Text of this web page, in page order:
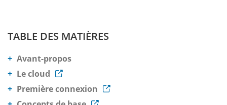
TABLE DES MATIÈRES
Avant-propos
Le cloud
Première connexion